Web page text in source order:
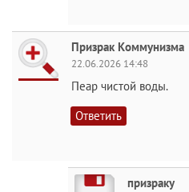
Призрак Коммунизма
22.06.2026 14:48
Пеар чистой воды.
Ответить
призраку